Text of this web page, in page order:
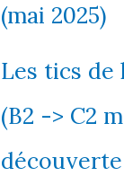
(mai 2025)
Les tics de
(B2 -> C2
découverte